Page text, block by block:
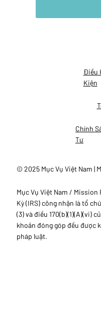
Điều
Kiện
Chính
Tư
© 2025 Mục Vụ Việt Nam |
Mục Vụ Việt Nam / Mission
Kỳ (IRS) công nhận là tổ
(3) và điều 170(b)(1)(A)(vi)
khoản đóng góp đều được
pháp luật.